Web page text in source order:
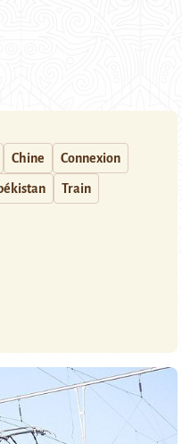
Chine Connexion
Train